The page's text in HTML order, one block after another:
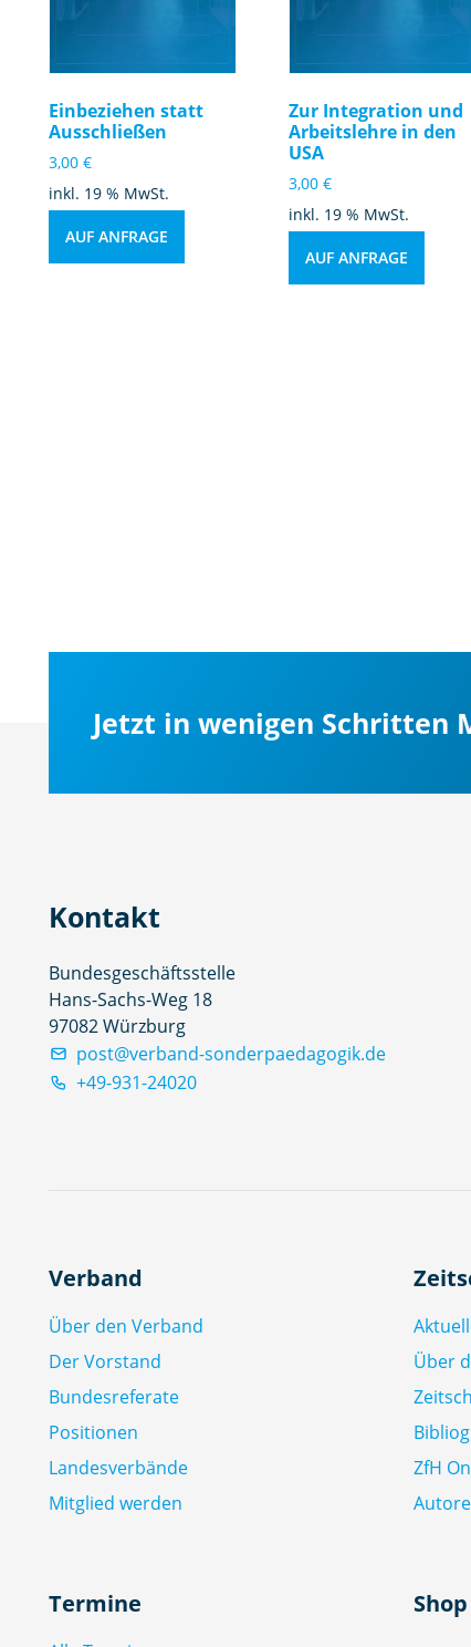
Einbeziehen statt
Ausschließen
3,00 €
inkl. 19 % MwSt.
AUF ANFRAGE
Zur Integration und
Arbeitslehre in den
USA
3,00€
inkl. 19 % MwSt.
AUF ANFRAGE
Jetzt in wenigen Schritten
Kontakt
Bundesgeschäftsstelle
Hans-Sachs-Weg 18
97082 Würzburg
post@verband-sonderpaedagogik.de
+49-931-24020
Verband
Über den Verband
Der Vorstand
Bundesreferate
Positionen
Landesverbände
Mitglied werden
Über
ZfH
Termine Shop